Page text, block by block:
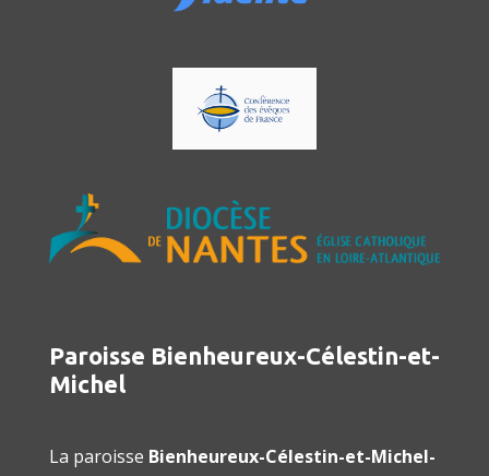
Paroisse Bienheureux-Célestin-et-
Michel
La paroisse Bienheureux-Célestin-et-Michel-